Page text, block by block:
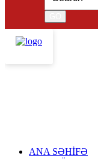
ANA SƏHİFƏ